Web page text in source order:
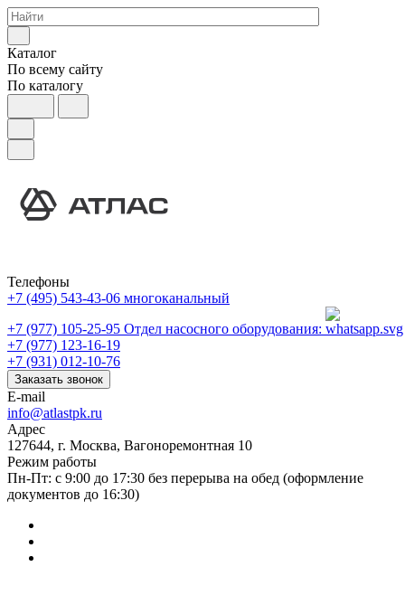
Каталог
По всему сайту
По каталогу
Телефоны
+7 (495) 543-43-06 многоканальный
+7 (977) 105-25-95 Отдел насосного оборудования:
+7 (977) 123-16-19
+7 (931) 012-10-76
Заказать звонок
E-mail
info@atlastpk.ru
Адрес
127644, г. Москва, Вагоноремонтная 10
Режим работы
Пн-Пт: с 9:00 до 17:30 без перерыва на обед (оформление
документов до 16:30)